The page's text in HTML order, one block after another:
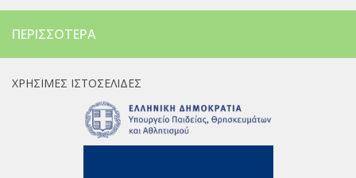
ΠΕΡΙΣΣΌΤΕΡΑ
ΧΡΉΣΙΜΕΣ ΙΣΤΟΣΕΛΊΔΕΣ